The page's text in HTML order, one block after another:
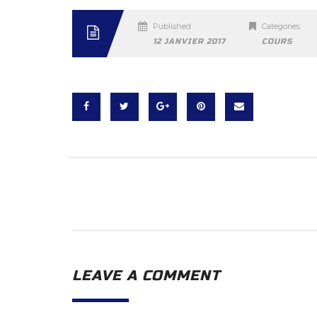
Published
12 JANVIER 2017
Categories
COURS
LEAVE A COMMENT